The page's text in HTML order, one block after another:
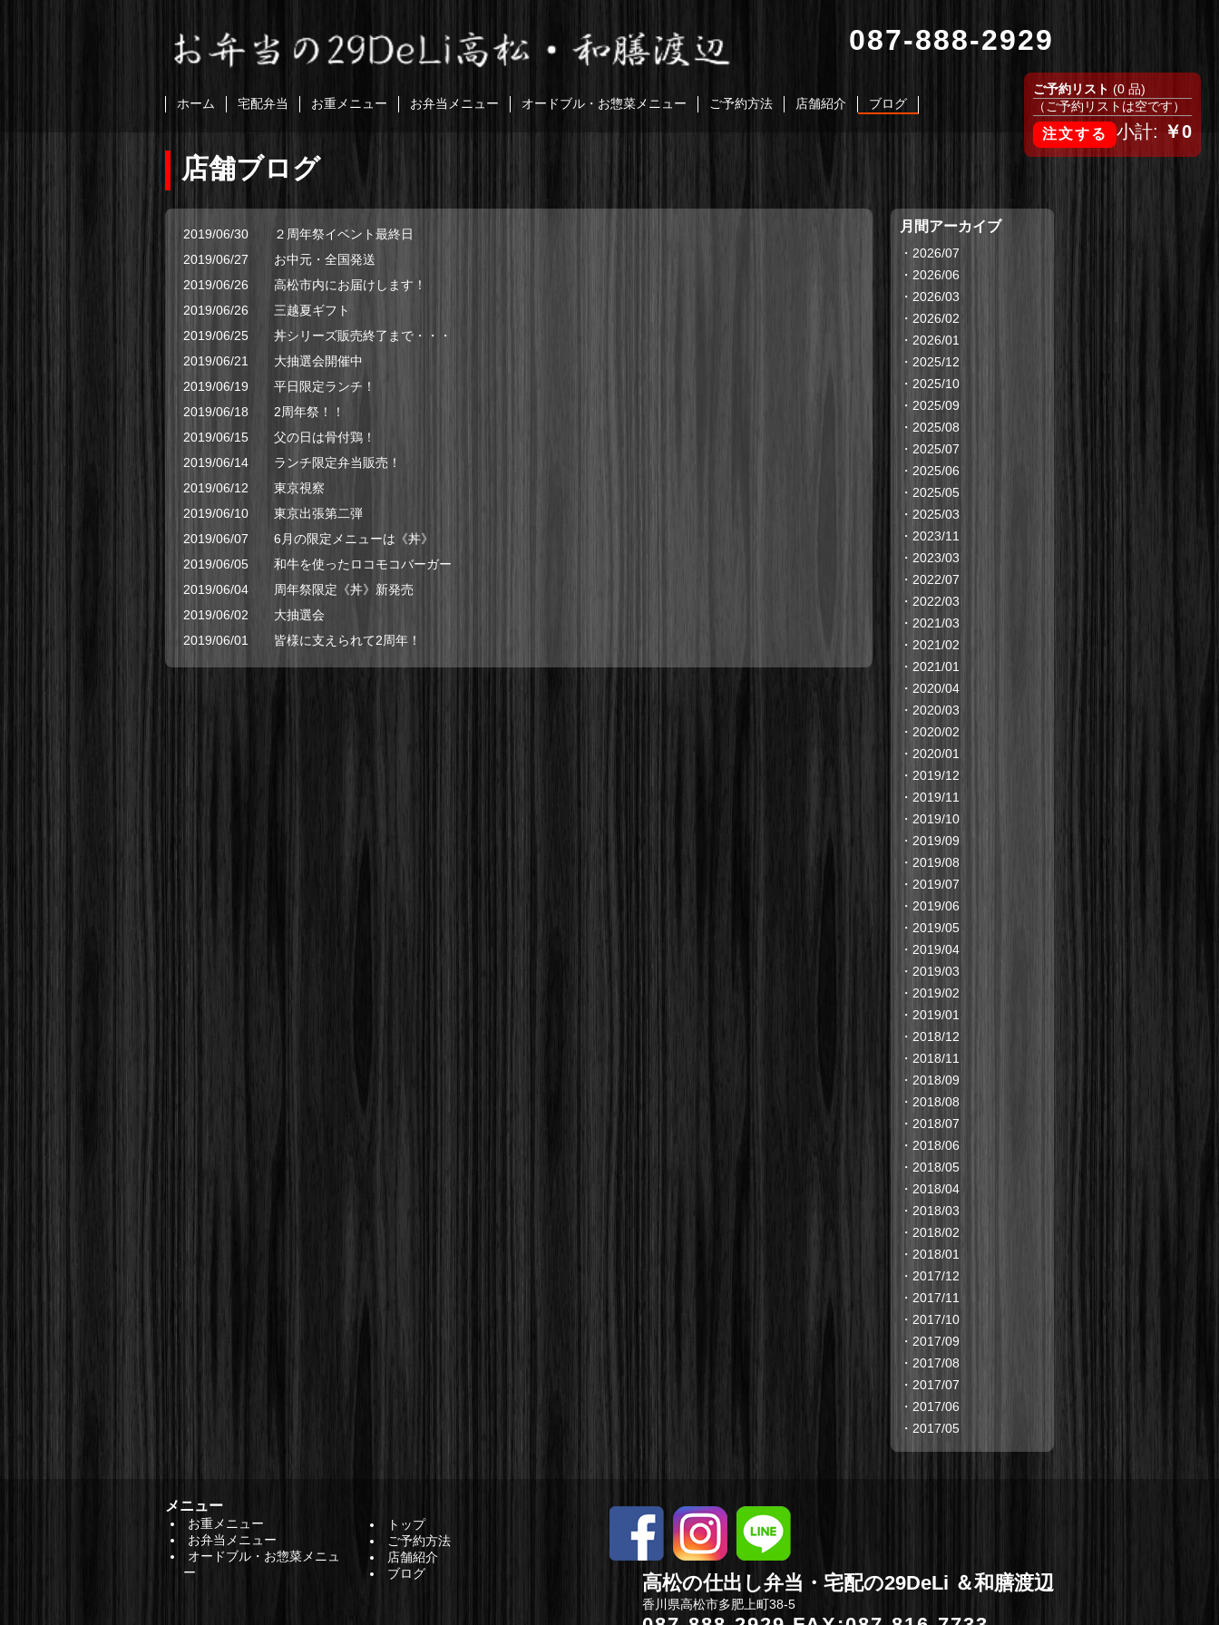
ご予約リスト (0 品)
（ご予約リストは空です）
小計: ￥0
087-888-2929
ホーム 宅配弁当 お重メニュー お弁当メニュー オードブル・お惣菜メニュー ご予約方法 店舗紹介 ブログ
店舗ブログ
2019/06/30
２周年祭イベント最終日
2019/06/27
お中元・全国発送
2019/06/26
高松市内にお届けします！
2019/06/26
三越夏ギフト
2019/06/25
丼シリーズ販売終了まで・・・
2019/06/21
大抽選会開催中
2019/06/19
平日限定ランチ！
2019/06/18
2周年祭！！
2019/06/15
父の日は骨付鶏！
2019/06/14
ランチ限定弁当販売！
2019/06/12
東京視察
2019/06/10
東京出張第二弾
2019/06/07
6月の限定メニューは《丼》
2019/06/05
和牛を使ったロコモコバーガー
2019/06/04
周年祭限定《丼》新発売
2019/06/02
大抽選会
2019/06/01
皆様に支えられて2周年！
月間アーカイブ
・ 2026/07
・ 2026/06
・ 2026/03
・ 2026/02
・ 2026/01
・ 2025/12
・ 2025/10
・ 2025/09
・ 2025/08
・ 2025/07
・ 2025/06
・ 2025/05
・ 2025/03
・ 2023/11
・ 2023/03
・ 2022/07
・ 2022/03
・ 2021/03
・ 2021/02
・ 2021/01
・ 2020/04
・ 2020/03
・ 2020/02
・ 2020/01
・ 2019/12
・ 2019/11
・ 2019/10
・ 2019/09
・ 2019/08
・ 2019/07
・ 2019/06
・ 2019/05
・ 2019/04
・ 2019/03
・ 2019/02
・ 2019/01
・ 2018/12
・ 2018/11
・ 2018/09
・ 2018/08
・ 2018/07
・ 2018/06
・ 2018/05
・ 2018/04
・ 2018/03
・ 2018/02
・ 2018/01
・ 2017/12
・ 2017/11
・ 2017/10
・ 2017/09
・ 2017/08
・ 2017/07
・ 2017/06
・ 2017/05
メニュー
お重メニュー
お弁当メニュー
オードブル・お惣菜メニュ
ー
トップ
ご予約方法
店舗紹介
ブログ
高松の仕出し弁当・宅配の29DeLi ＆和膳渡辺
香川県高松市多肥上町38-5